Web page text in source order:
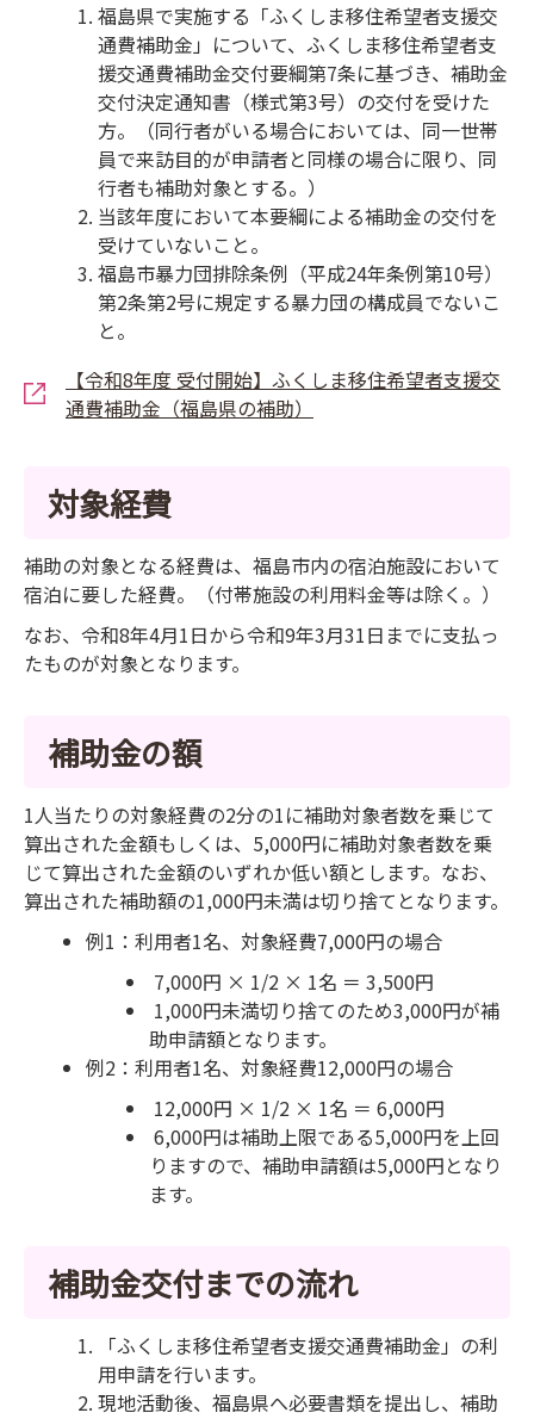
福島県で実施する「ふくしま移住希望者支援交
通費補助金」について、ふくしま移住希望者支
援交通費補助金交付要綱第7条に基づき、補助金
交付決定通知書（様式第3号）の交付を受けた
方。（同行者がいる場合においては、同一世帯
員で来訪目的が申請者と同様の場合に限り、同
行者も補助対象とする。）
当該年度において本要綱による補助金の交付を
受けていないこと。
福島市暴力団排除条例（平成24年条例第10号）
第2条第2号に規定する暴力団の構成員でないこ
と。
【令和8年度 受付開始】ふくしま移住希望者支援交
通費補助金（福島県の補助）
対象経費
補助の対象となる経費は、福島市内の宿泊施設において
宿泊に要した経費。（付帯施設の利用料金等は除く。）
なお、令和8年4月1日から令和9年3月31日までに支払っ
たものが対象となります。
補助金の額
1人当たりの対象経費の2分の1に補助対象者数を乗じて
算出された金額もしくは、5,000円に補助対象者数を乗
じて算出された金額のいずれか低い額とします。なお、
算出された補助額の1,000円未満は切り捨てとなります。
例1：利用者1名、対象経費7,000円の場合
7,000円 × 1/2 × 1名 ＝ 3,500円
1,000円未満切り捨てのため3,000円が補
助申請額となります。
例2：利用者1名、対象経費12,000円の場合
12,000円 × 1/2 × 1名 ＝ 6,000円
6,000円は補助上限である5,000円を上回
りますので、補助申請額は5,000円となり
ます。
補助金交付までの流れ
「ふくしま移住希望者支援交通費補助金」の利
用申請を行います。
現地活動後、福島県へ必要書類を提出し、補助